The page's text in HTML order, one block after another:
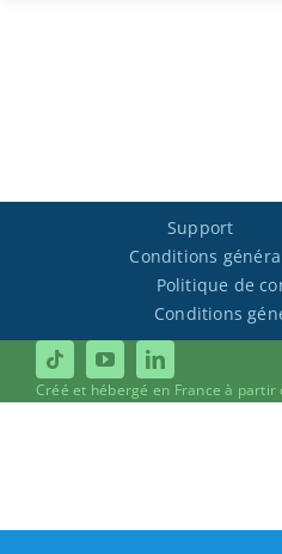
Support
Conditions
Politique de
Conditions
Créé et hébergé en France à partir